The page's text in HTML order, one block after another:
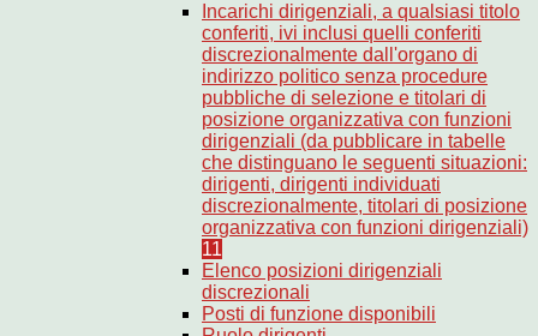
Incarichi dirigenziali, a qualsiasi titolo
conferiti, ivi inclusi quelli conferiti
discrezionalmente dall'organo di
indirizzo politico senza procedure
pubbliche di selezione e titolari di
posizione organizzativa con funzioni
dirigenziali (da pubblicare in tabelle
che distinguano le seguenti situazioni:
dirigenti, dirigenti individuati
discrezionalmente, titolari di posizione
organizzativa con funzioni dirigenziali)
11
Elenco posizioni dirigenziali
discrezionali
Posti di funzione disponibili